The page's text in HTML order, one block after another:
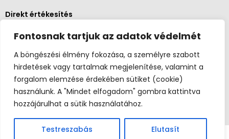
Fontosnak tartjuk az adatok védelmét
A böngészési élmény fokozása, a személyre szabott
hirdetések vagy tartalmak megjelenítése, valamint a
forgalom elemzése érdekében sütiket (cookie)
használunk. A "Mindet elfogadom" gombra kattintva
hozzájárulhat a sütik használatához.
Testreszabás Elutasít
Direkt értékesítés
Adminisztráció, Pénzügy
Tel: (06-1) 430-1930
Szerviz és karbantartás
Tel:(06-20) 326-8654